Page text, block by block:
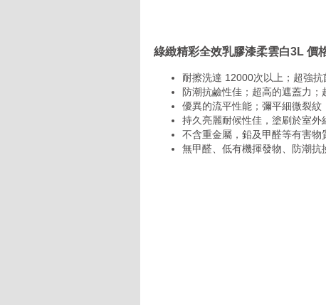
綠緻精彩全效乳膠漆柔雲白3L 價
耐擦洗達 12000次以上；超強
防潮抗鹼性佳；超高的遮蓋力；
優異的流平性能；彌平細微裂紋
持久亮麗耐候性佳，塗刷於室
不含重金屬，鉛及甲醛等有害
無甲醛、低有機揮發物、防潮